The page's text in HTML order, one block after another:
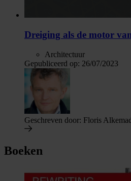
Dreiging als de motor
Architectuur
Gepubliceerd op: 26/07/2023
Geschreven door: Floris
Boeken